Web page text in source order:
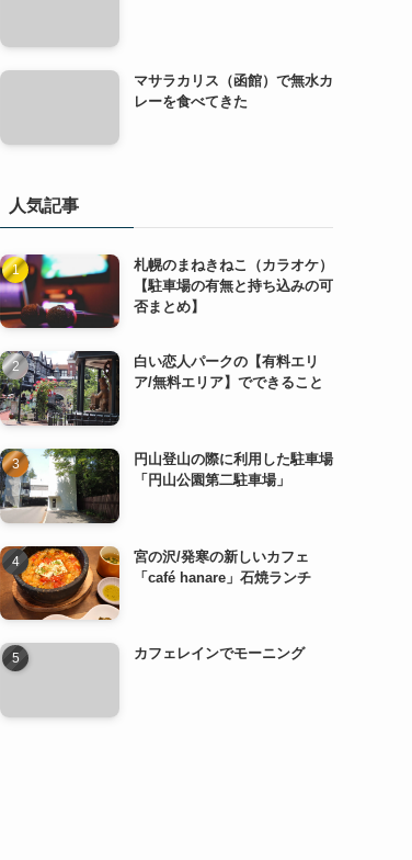
マサラカリス（函館）で無水カ
レーを食べてきた
人気記事
札幌のまねきねこ（カラオケ）
【駐車場の有無と持ち込みの可
否まとめ】
白い恋人パークの【有料エリ
ア/無料エリア】でできること
円山登山の際に利用した駐車場
「円山公園第二駐車場」
宮の沢/発寒の新しいカフェ
「café hanare」石焼ランチ
カフェレインでモーニング